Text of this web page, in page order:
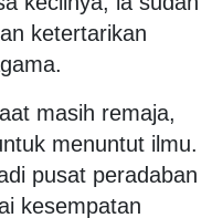
ketertarikan
masih remaja,
menuntut ilmu.
pusat peradaban
kesempatan